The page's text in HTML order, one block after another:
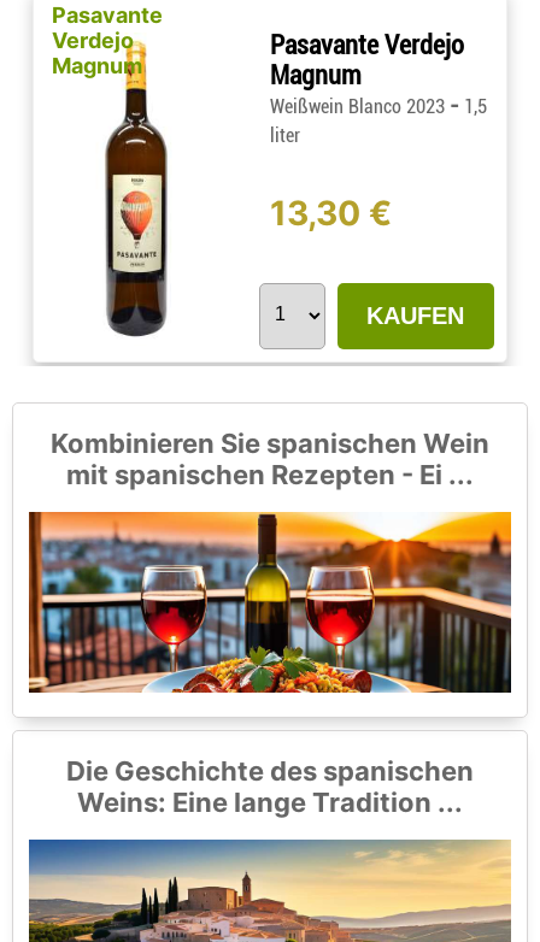
Pasavante
Verdejo
Magnum
Pasavante Verdejo
Magnum
Weißwein Blanco 2023 - 1,5
liter
13,30 €
KAUFEN
Kombinieren Sie spanischen Wein
mit spanischen Rezepten - Ei ...
Die Geschichte des spanischen
Weins: Eine lange Tradition ...